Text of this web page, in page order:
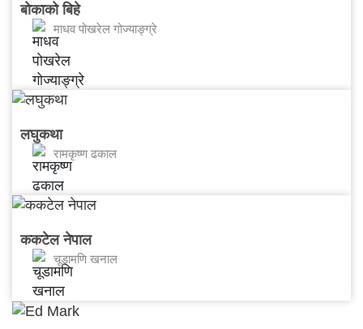
बोकाको बिहे
माधव पोखरेल गोज्याङ्ग्रे
लघुकथा
रामकृष्ण ढकाल
ककटेल नेपाल
चूडामणि खनाल